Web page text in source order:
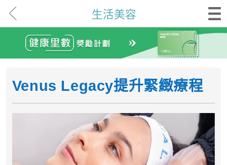
生活美容
Venus Legacy提升緊緻療程